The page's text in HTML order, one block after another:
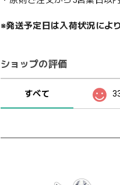
※発送予定日は入荷状況によ
ショップの評価
すべて